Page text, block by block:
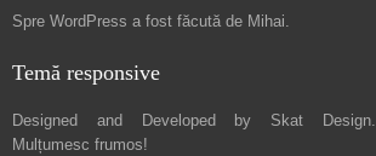
Spre WordPress a fost făcută de Mihai.
Temă responsive
Designed and Developed by Skat Design.
Mulțumesc frumos!